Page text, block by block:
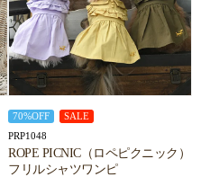
70%OFF SALE
PRP1048
ROPE PICNIC（ロペピクニック）
フリルシャツワンピ